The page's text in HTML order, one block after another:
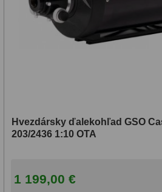
Hvezdársky ďalekohľad GSO
203/2436 1:10 OTA
1 199,00 €